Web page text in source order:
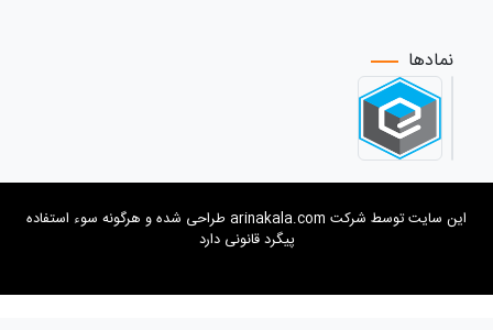
نمادها
این سایت توسط شرکت arinakala.com طراحی شده و هرگونه سوء استفاده
پیگرد قانونی دارد